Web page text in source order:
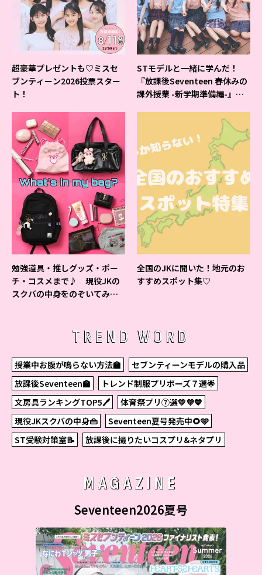
超豪華プレゼントも♡ミスセ
ブンティーン2026投票スター
ト！
STモデルと一緒に学んだ！
『放課後Seventeen 春休みの
課外授業 -新学期準備編-』イ
勉強道具・推しグッズ・ポー
チ・コスメまで♪ 現役JKの
スクバの中身をのぞいてみ
全国のJKに聞いた！地元のお
すすめスポット集♡
TREND WORD
授業中お腹が鳴らない方法🏫
セブンティーンモデルの購入品
放課後Seventeen🏫
トレンド制服プリポーズ７選🌟
文房具ランキングTOP5🖊
体育祭プリ⑦選💛💜💙
現役JKスクバの中身👜
Seventeen夏号発売中🌻🩵
ST受験対策室📝
放課後に撮りたいコスプリ&ネタプリ
MAGAZINE
Seventeen2026夏号